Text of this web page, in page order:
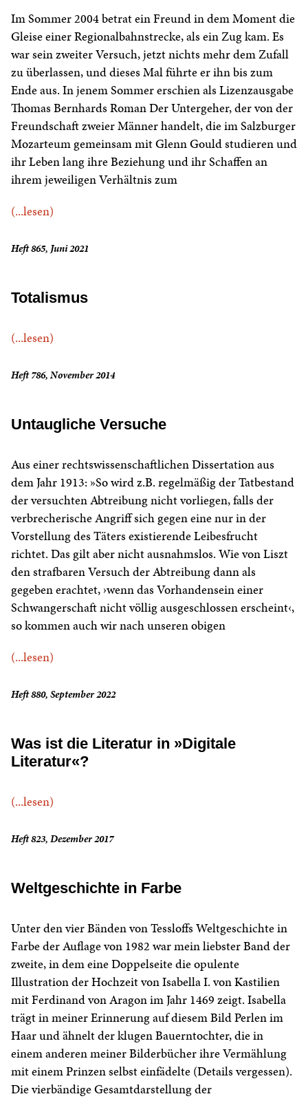
Im Sommer 2004 betrat ein Freund in dem Moment die
Gleise einer Regionalbahnstrecke, als ein Zug kam. Es
war sein zweiter Versuch, jetzt nichts mehr dem Zufall
zu überlassen, und dieses Mal führte er ihn bis zum
Ende aus. In jenem Sommer erschien als Lizenzausgabe
Thomas Bernhards Roman Der Untergeher, der von der
Freundschaft zweier Männer handelt, die im Salzburger
Mozarteum gemeinsam mit Glenn Gould studieren und
ihr Leben lang ihre Beziehung und ihr Schaffen an
ihrem jeweiligen Verhältnis zum
(...lesen)
Heft 865, Juni 2021
Totalismus
(...lesen)
Heft 786, November 2014
Untaugliche Versuche
Aus einer rechtswissenschaftlichen Dissertation aus
dem Jahr 1913: »So wird z.B. regelmäßig der Tatbestand
der versuchten Abtreibung nicht vorliegen, falls der
verbrecherische Angriff sich gegen eine nur in der
Vorstellung des Täters existierende Leibesfrucht
richtet. Das gilt aber nicht ausnahmslos. Wie von Liszt
den strafbaren Versuch der Abtreibung dann als
gegeben erachtet, ›wenn das Vorhandensein einer
Schwangerschaft nicht völlig ausgeschlossen erscheint‹,
so kommen auch wir nach unseren obigen
(...lesen)
Heft 880, September 2022
Was ist die Literatur in »Digitale
Literatur«?
(...lesen)
Heft 823, Dezember 2017
Weltgeschichte in Farbe
Unter den vier Bänden von Tessloffs Weltgeschichte in
Farbe der Auflage von 1982 war mein liebster Band der
zweite, in dem eine Doppelseite die opulente
Illustration der Hochzeit von Isabella I. von Kastilien
mit Ferdinand von Aragon im Jahr 1469 zeigt. Isabella
trägt in meiner Erinnerung auf diesem Bild Perlen im
Haar und ähnelt der klugen Bauerntochter, die in
einem anderen meiner Bilderbücher ihre Vermählung
mit einem Prinzen selbst einfädelte (Details vergessen).
Die vierbändige Gesamtdarstellung der